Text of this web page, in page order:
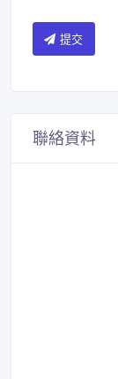
提交
聯絡資料